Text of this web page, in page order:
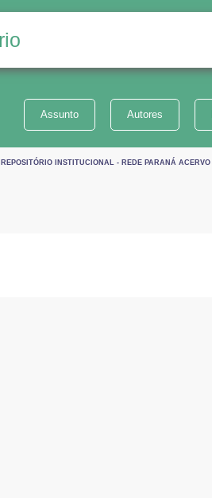
Assunto Autores
REPOSITÓRIO INSTITUCIONAL - REDE PARANÁ ACERVO